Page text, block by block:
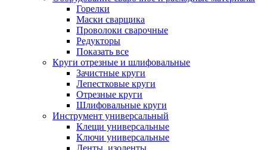
Горелки
Маски сварщика
Проволоки сварочные
Редукторы
Показать все
Круги отрезные и шлифовальные
Зачистные круги
Лепестковые круги
Отрезные круги
Шлифовальные круги
Инструмент универсальный
Клещи универсальные
Ключи универсальные
Ленты, изоленты